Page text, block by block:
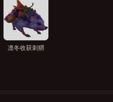
凛冬收获刺猬